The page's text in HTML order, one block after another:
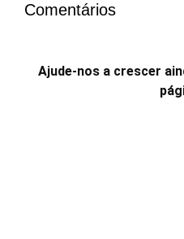
Comentários
Ajude-nos a crescer